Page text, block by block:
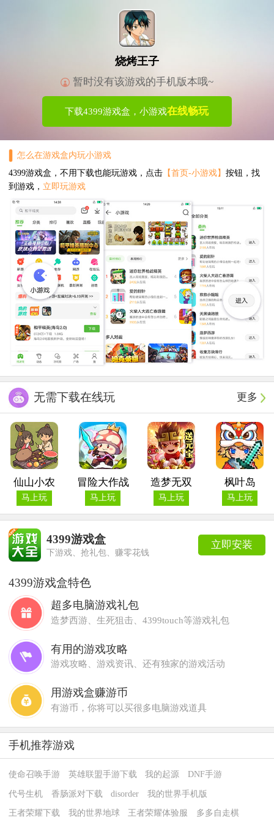
烧烤王子
暂时没有该游戏的手机版本哦~
下载4399游戏盒，小游戏在线畅玩
怎么在游戏盒内玩小游戏
4399游戏盒，不用下载也能玩游戏，点击【首页-小游戏】 按钮，找
到游戏， 立即玩游戏
更多
无需下载在线玩
仙山小农
马上玩
冒险大作战
马上玩
造梦无双
马上玩
枫叶岛
马上玩
立即安装
4399游戏盒
下游戏、抢礼包、赚零花钱
4399游戏盒特色
超多电脑游戏礼包
造梦西游、生死狙击、4399touch等游戏礼包
有用的游戏攻略
游戏攻略、游戏资讯、还有独家的游戏活动
用游戏盒赚游币
有游币，你将可以买很多电脑游戏道具
手机推荐游戏
使命召唤手游 英雄联盟手游下载 我的起源 DNF手游
代号生机 香肠派对下载 disorder 我的世界手机版
王者荣耀下载 我的世界地球 王者荣耀体验服 多多自走棋